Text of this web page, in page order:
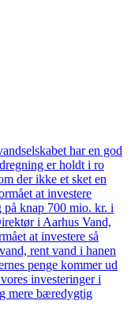
har en god
er holdt i ro
der ikke et sket en
at investere
knap 700 mio. kr. i
i Aarhus Vand,
at investere så
rent vand i hanen
penge kommer ud
investeringer i
mere bæredygtig